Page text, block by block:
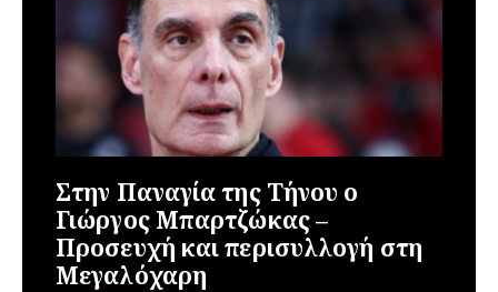
Στην Παναγία της Τήνου ο
Γιώργος Μπαρτζώκας –
Προσευχή και περισυλλογή στη
Μεγαλόχαρη